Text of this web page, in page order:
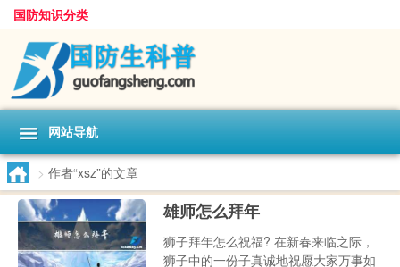
国防知识分类
网站导航
> 作者“xsz”的文章
雄师怎么拜年
狮子拜年怎么祝福? 在新春来临之际，
狮子中的一份子真诚地祝愿大家万事如